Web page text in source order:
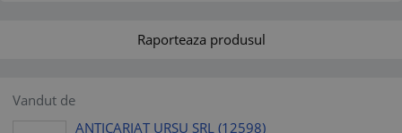
Raporteaza produsul
Vandut de
ANTICARIAT URSU SRL (12598)